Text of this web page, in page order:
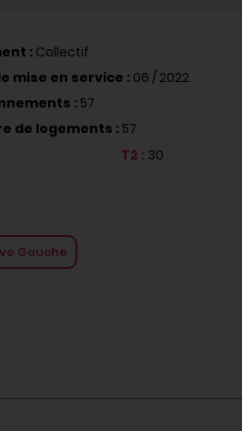
: Collectif
mise en service : 06 / 2022
: 57
de logements : 57
T2 : 30
Gauche